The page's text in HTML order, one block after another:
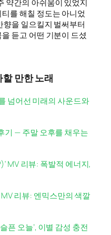
약간의 아쉬움이 있었지
를 해칠 정도는 아니었
향을 일으킬지 벌써부터
듣고 어떤 기분이 드셨
만한 노래
넘어선 미래의 사운드와
기 — 주말 오후를 채우는
MV 리뷰: 폭발적 에너지,
리뷰: 엔믹스만의 색깔
픈 오늘’, 이별 감성 충전